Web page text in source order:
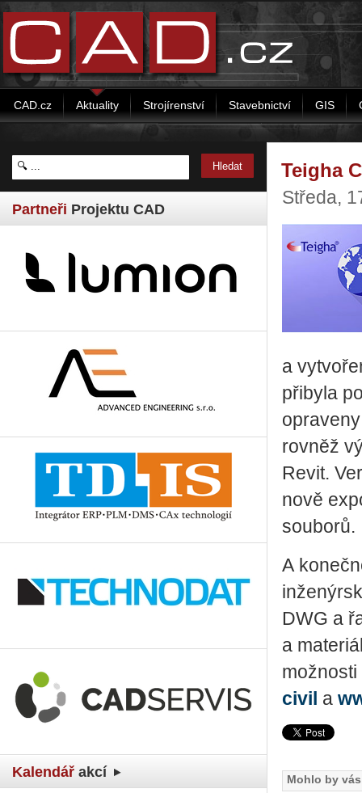
CAD.cz Aktuality Strojírenství Stavebnictví GIS
Partneři Projektu CAD
Kalendář akcí
Teigha
Středa,
a
přibyla
rovněž
Revit.
nově
souborů.
A
DWG a
a
civil a
Mohlo by